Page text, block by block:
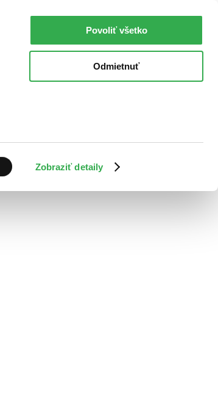
Zobraziť detaily
Povoliť všetko
Odmietnuť